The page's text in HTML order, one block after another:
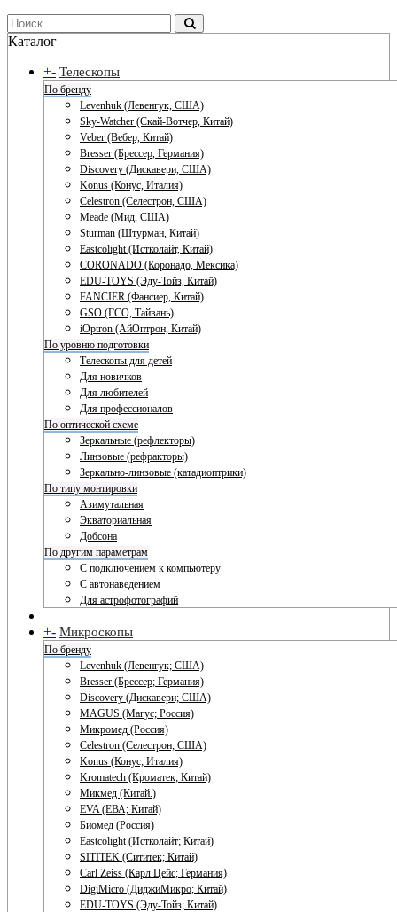
Каталог
+- Телескопы
По бренду
Levenhuk (Левенгук, США)
Sky-Watcher (Скай-Вотчер, Китай)
Veber (Вебер, Китай)
Bresser (Брессер, Германия)
Discovery (Дискавери, США)
Konus (Конус, Италия)
Celestron (Селестрон, США)
Meade (Мид, США)
Sturman (Штурман, Китай)
Eastcolight (Истколайт, Китай)
CORONADO (Коронадо, Мексика)
EDU-TOYS (Эду-Тойз, Китай)
FANCIER (Фансиер, Китай)
GSO (ГСО, Тайвань)
iOptron (АйОптрон, Китай)
По уровню подготовки
Телескопы для детей
Для новичков
Для любителей
Для профессионалов
По оптической схеме
Зеркальные (рефлекторы)
Линзовые (рефракторы)
Зеркально-линзовые (катадиоптрики)
По типу монтировки
Азимутальная
Экваториальная
Добсона
По другим параметрам
С подключением к компьютеру
С автонаведением
Для астрофотографий
+- Микроскопы
По бренду
Levenhuk (Левенгук; США)
Bresser (Брессер; Германия)
Discovery (Дискавери; США)
MAGUS (Магус; Россия)
Микромед (Россия)
Celestron (Селестрон; США)
Konus (Конус; Италия)
Kromatech (Кроматек; Китай)
Микмед (Китай.)
EVA (ЕВА; Китай)
Биомед (Россия)
Eastcolight (Истколайт; Китай)
SITITEK (Сититек; Китай)
Carl Zeiss (Карл Цейс; Германия)
DigiMicro (ДиджиМикро; Китай)
EDU-TOYS (Эду-Тойз; Китай)